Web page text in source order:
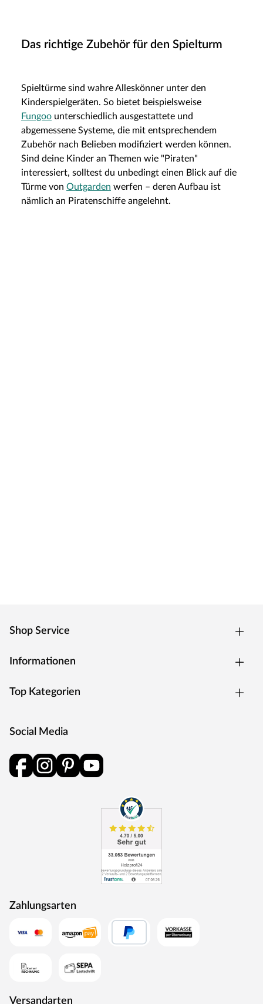
Das richtige Zubehör für den Spielturm
Spieltürme sind wahre Alleskönner unter den
Kinderspielgeräten. So bietet beispielsweise
Fungoo unterschiedlich ausgestattete und
abgemessene Systeme, die mit entsprechendem
Zubehör nach Belieben modifiziert werden können.
Sind deine Kinder an Themen wie "Piraten"
interessiert, solltest du unbedingt einen Blick auf die
Türme von Outgarden werfen – deren Aufbau ist
nämlich an Piratenschiffe angelehnt.
Shop Service
Informationen
Top Kategorien
Social Media
Zahlungsarten
Versandarten